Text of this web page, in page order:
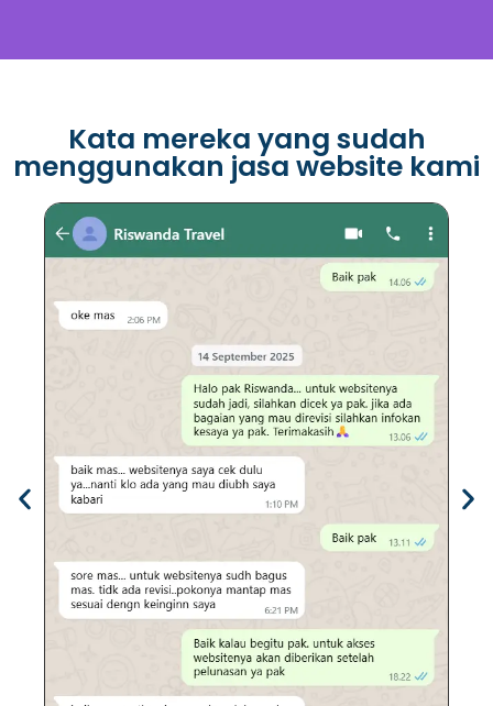
Kata mereka yang sudah
menggunakan jasa website kami